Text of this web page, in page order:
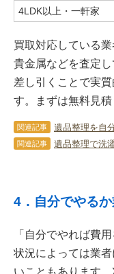
4LDK以上・一軒家
買取対応している
貴金属などを査定
差し引くことで実
す。まずは無料見積
関連記事
関連記事
4．自分でやる
「自分でやれば費
状況によっては業
いこともあります